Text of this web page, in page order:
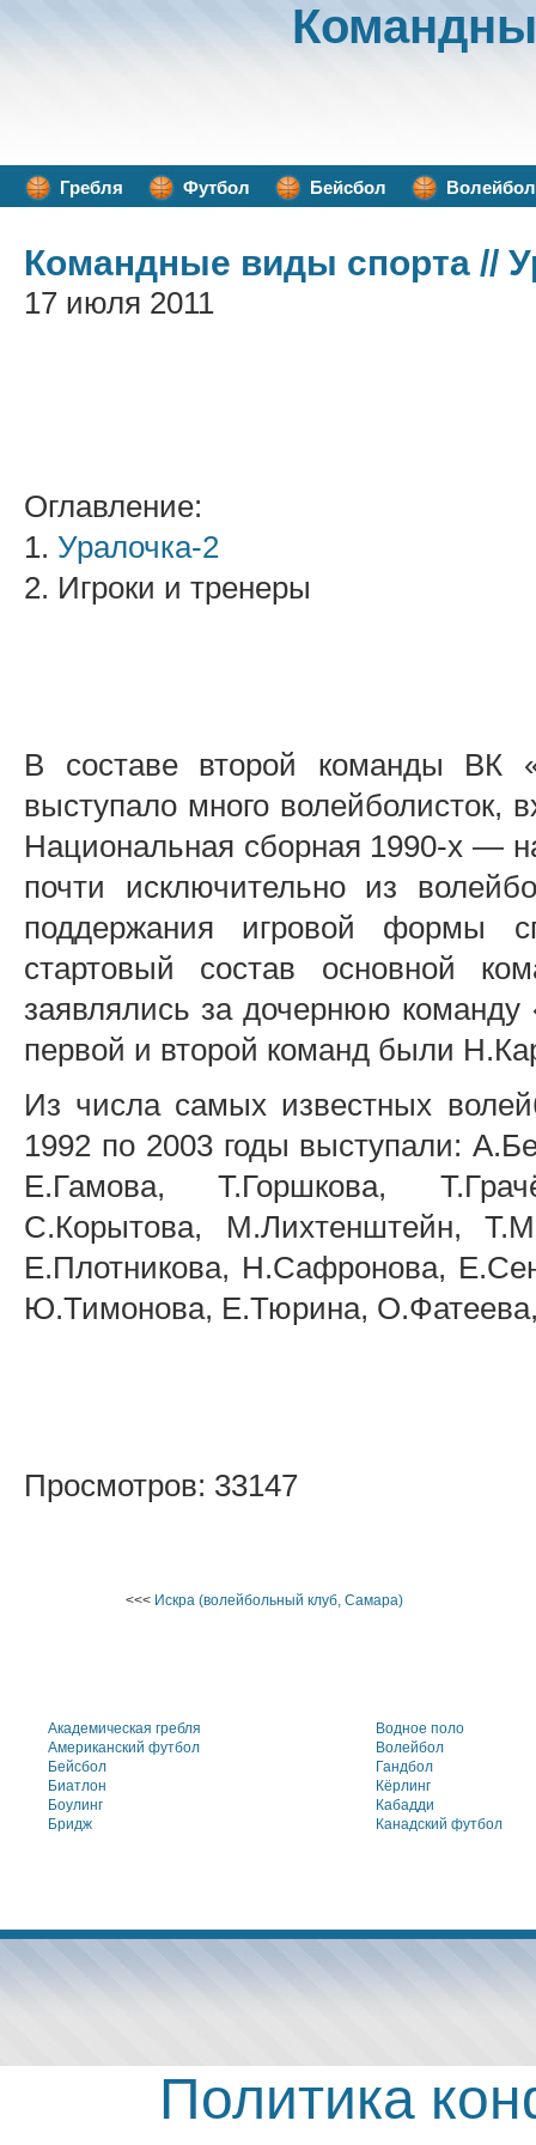
Гребля Футбол Бейсбол Волейбол
Командные виды спорта //
17 июля 2011
Оглавление:
1. Уралочка-2
2. Игроки и тренеры
В составе второй команды ВК
выступало много волейболисток,
Национальная сборная 1990-х —
почти исключительно из
поддержания игровой формы
стартовый состав основной
заявлялись за дочернюю
первой и второй команд были
Из числа самых известных
1992 по 2003 годы выступали:
Е.Гамова, Т.Горшкова,
С.Корытова, М.Лихтенштейн,
Е.Плотникова, Н.Сафронова,
Ю.Тимонова, Е.Тюрина,
Просмотров: 33147
<<< Искра (волейбольный клуб, Самара)
Академическая гребля
Американский футбол
Бейсбол
Биатлон
Боулинг
Бридж
Водное поло
Волейбол
Гандбол
Кёрлинг
Кабадди
Канадский футбол
Политика